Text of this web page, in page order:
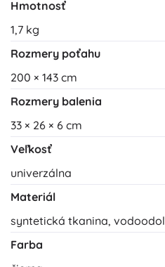
Hmotnosť
1,7 kg
Rozmery poťahu
200 × 143 cm
Rozmery balenia
33 × 26 × 6 cm
Veľkosť
univerzálna
Materiál
syntetická tkanina,
Farba